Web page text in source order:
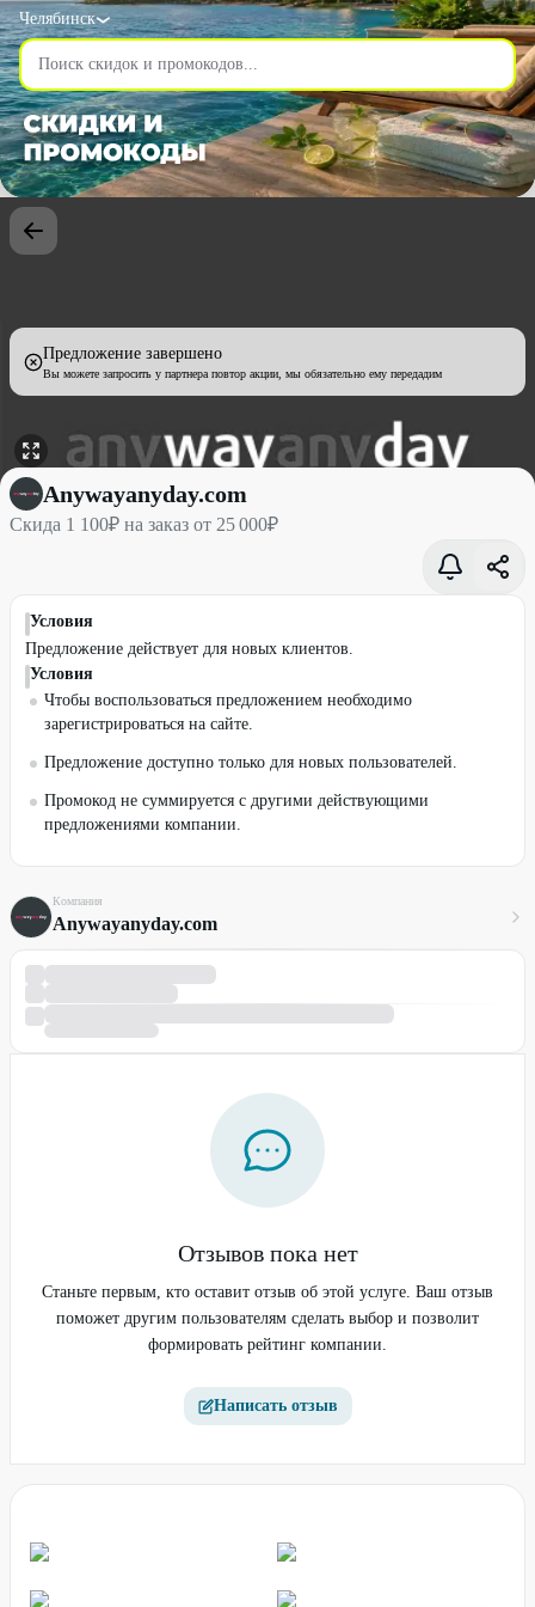
Челябинск
Предложение завершено
Вы можете запросить у партнера повтор акции, мы обязательно ему передадим
Скида 1 100₽ на заказ от 25 000₽ со скидкой до 4% -
Anywayanyday.com
Скида 1 100₽ на заказ от 25 000₽
Условия
Предложение действует для новых клиентов.
Условия
Чтобы воспользоваться предложением необходимо
зарегистрироваться на сайте.
Предложение доступно только для новых пользователей.
Промокод не суммируется с другими действующими
предложениями компании.
Компания
Anywayanyday.com
Отзывов пока нет
Станьте первым, кто оставит отзыв об этой услуге. Ваш отзыв
поможет другим пользователям сделать выбор и позволит
формировать рейтинг компании.
Написать отзыв